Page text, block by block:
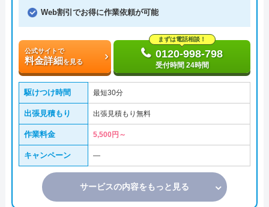
Web割引でお得に作業依頼が可能
公式サイトで
料金詳細を見る
まずは電話相談！
0120-998-798
受付時間 24時間
駆けつけ時間 最短30分
出張見積もり 出張見積もり無料
作業料金 5,500円～
キャンペーン ―
サービスの内容をもっと見る